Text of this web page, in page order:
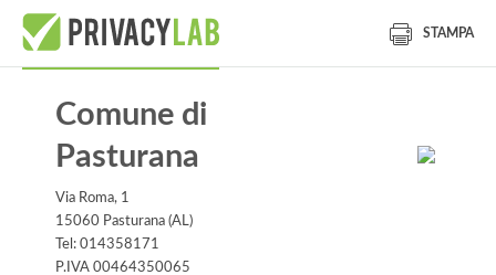
STAMPA
Comune di
Pasturana
Via Roma, 1
15060 Pasturana (AL)
Tel: 014358171
P.IVA 00464350065